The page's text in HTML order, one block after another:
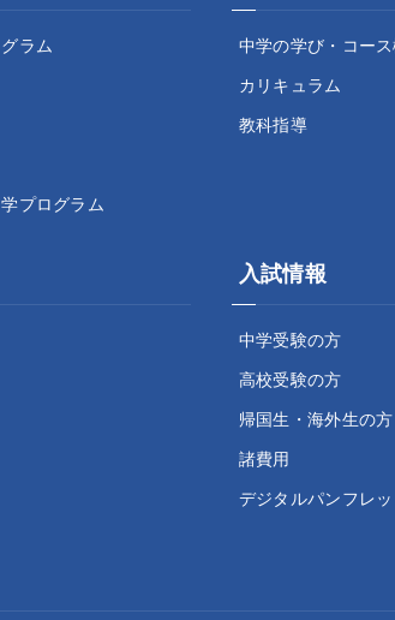
ラム
プログラム
中学の学び・コー
カリキュラム
教科指導
入試情報
中学受験の方
高校受験の方
帰国生・海外生の方
諸費用
デジタルパンフレ